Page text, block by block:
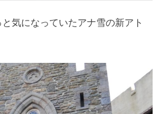
気になっていたアナ雪の新アト